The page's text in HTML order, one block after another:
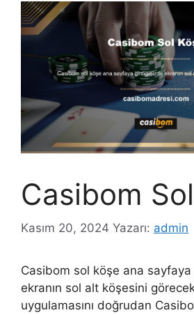
Casibom
Kasım 20, 2024 Yazarı: admin
Casibom sol köşe ana
ekranın sol alt köşesini
uygulamasını doğrudan